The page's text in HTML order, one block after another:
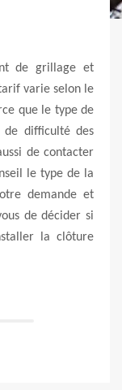
de grillage et
varie selon le
que le type de
difficulté des
de contacter
le type de la
demande et
de décider si
la clôture